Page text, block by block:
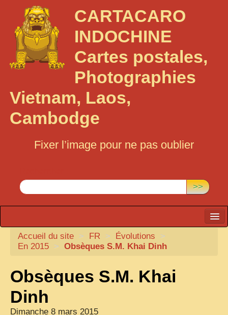
CARTACARO
INDOCHINE
Cartes postales,
Photographies
Vietnam, Laos,
Cambodge
Fixer l’image pour ne pas oublier
>>
CARTACARO
PHOTOGRAPHES, EDITEURS
ILLUSTRATEURS
TONKIN
Accueil du site > FR > Évolutions
>
En 2015 > Obsèques S.M. Khai Dinh
Obsèques S.M. Khai
Dinh
Dimanche 8 mars 2015